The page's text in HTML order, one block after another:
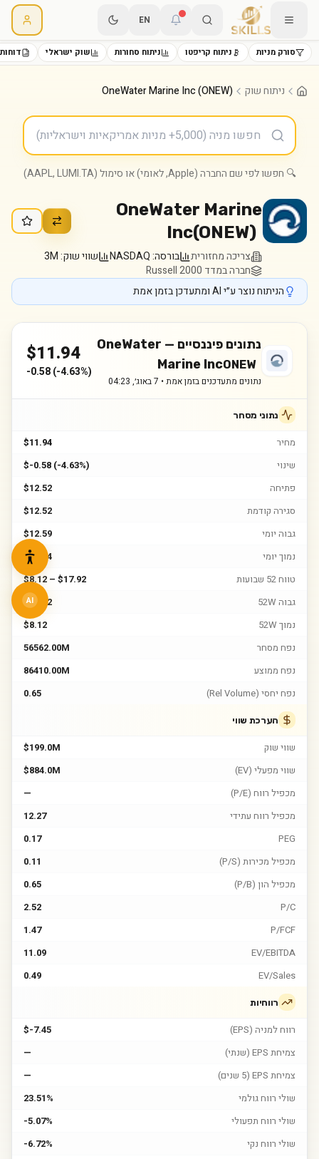
EN
סורק מניות ניתוח קריפטו ניתוח סחורות שוק ישראלי
ניתוח שוק OneWater Marine Inc (ONEW)
🔍 חפשו לפי שם החברה (Apple, לאומי) או סימול (AAPL, LUMI.TA)
OneWater Marine
Inc(ONEW)
צריכה מחזורית בורסה:NASDAQ שווי שוק:3M
חברה במדד Russell 2000
הניתוח נוצר ע״י AI ומתעדכן בזמן אמת
נתונים פיננסיים — OneWater
Marine IncONEW
נתונים מתעדכנים בזמן אמת • 7 באוג׳, 04:23
$11.94
-0.58(-4.63%)
נתוני מסחר
מחיר
$11.94
שינוי
$-0.58 (-4.63%)
פתיחה
$12.52
סגירה קודמת
$12.52
גבוה יומי
$12.59
נמוך יומי
$11.84
טווח 52 שבועות
$8.12 – $17.92
גבוה 52W
$17.92
נמוך 52W
$8.12
נפח מסחר
56562.00M
נפח ממוצע
86410.00M
נפח יחסי (Rel Volume)
0.65
הערכת שווי
שווי שוק
$199.0M
שווי מפעלי (EV)
$884.0M
מכפיל רווח (P/E)
—
מכפיל רווח עתידי
12.27
PEG
0.17
מכפיל מכירות (P/S)
0.11
מכפיל הון (P/B)
0.65
P/C
2.52
P/FCF
1.47
EV/EBITDA
11.09
EV/Sales
0.49
רווחיות
רווח למניה (EPS)
$-7.45
צמיחת EPS (שנתי)
—
צמיחת EPS (5 שנים)
—
שולי רווח גולמי
23.51%
שולי רווח תפעולי
-5.07%
שולי רווח נקי
-6.72%
AI